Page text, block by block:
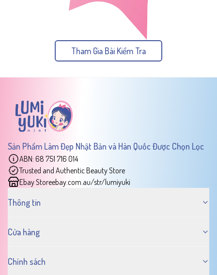
Tham Gia Bài Kiểm Tra
Sản Phẩm Làm Đẹp Nhật Bản và Hàn Quốc Được Chọn Lọc
ABN: 68 751 716 014
Trusted and Authentic Beauty Store
Ebay Storeebay.com.au/str/lumiyuki
Thông tin
Cửa hàng
Chính sách